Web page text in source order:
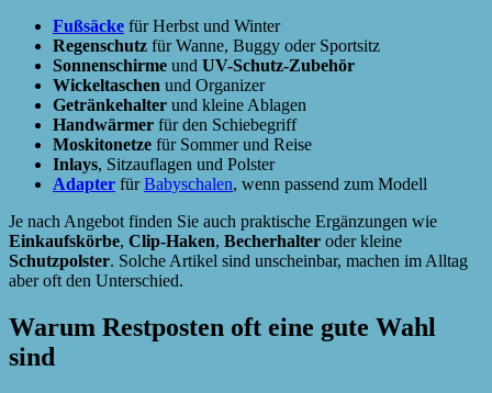
Fußsäcke für Herbst und Winter
Regenschutz für Wanne, Buggy oder Sportsitz
Sonnenschirme und UV-Schutz-Zubehör
Wickeltaschen und Organizer
Getränkehalter und kleine Ablagen
Handwärmer für den Schiebegriff
Moskitonetze für Sommer und Reise
Inlays, Sitzauflagen und Polster
Adapter fürBabyschalen, wenn passend zum Modell
Je nach Angebot finden Sie auch praktische Ergänzungen wie
Einkaufskörbe, Clip-Haken, Becherhalter oder kleine
Schutzpolster. Solche Artikel sind unscheinbar, machen im Alltag
aber oft den Unterschied.
Warum Restposten oft eine gute Wahl
sind